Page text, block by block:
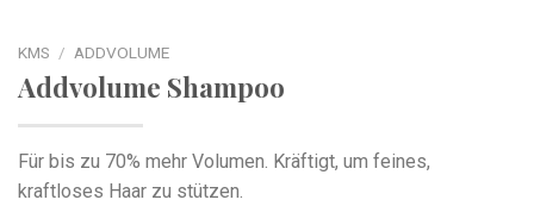
KMS / ADDVOLUME
Addvolume Shampoo
Für bis zu 70% mehr Volumen. Kräftigt, um feines,
kraftloses Haar zu stützen.